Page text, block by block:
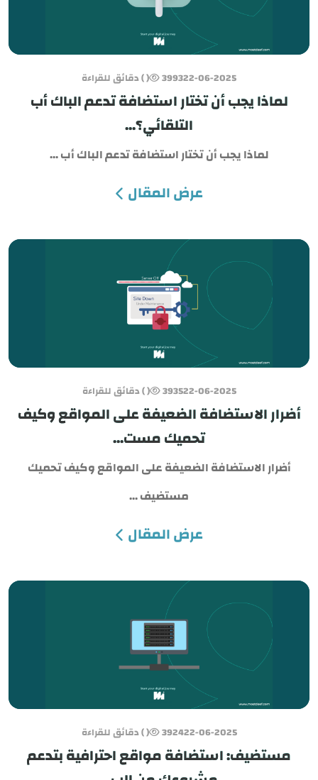
22-06-2025
3993 ( ) دقائق للقراءة
لماذا يجب أن تختار استضافة تدعم الباك أب
التلقائي؟...
لماذا يجب أن تختار استضافة تدعم الباك أب ...
عرض المقال
22-06-2025
3935 ( ) دقائق للقراءة
أضرار الاستضافة الضعيفة على المواقع وكيف
تحميك مست...
أضرار الاستضافة الضعيفة على المواقع وكيف تحميك
مستضيف ...
عرض المقال
22-06-2025
3924 ( ) دقائق للقراءة
مستضيف: استضافة مواقع احترافية بتدعم